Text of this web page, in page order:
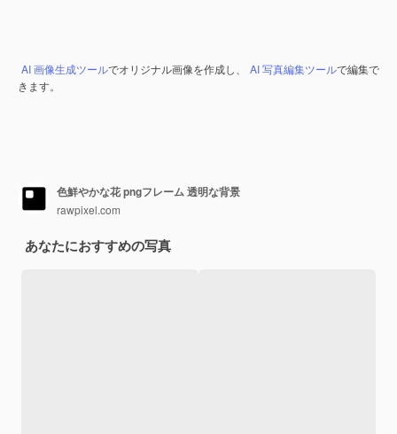
AI 画像生成ツールでオリジナル画像を作成し、 AI 写真編集ツールで編集で
きます。
色鮮やかな花 pngフレーム 透明な背景
rawpixel.com
あなたにおすすめの写真